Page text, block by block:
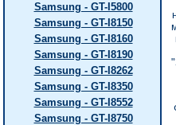
Samsung - GT-I5800
Samsung - GT-I8150
Samsung - GT-I8160
Samsung - GT-I8190
Samsung - GT-I8262
Samsung - GT-I8350
Samsung - GT-I8552
Samsung - GT-I8750